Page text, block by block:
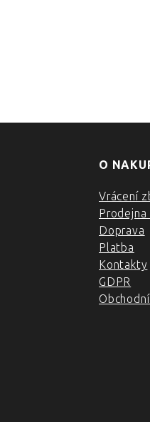
O
Vrácení
Prodejna
Doprava
Platba
Kontakty
GDPR